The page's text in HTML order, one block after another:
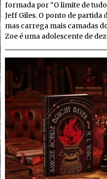
formada por “O limite de
Jeff Giles. O ponto de
mas carrega mais camadas
Zoe é uma adolescente de